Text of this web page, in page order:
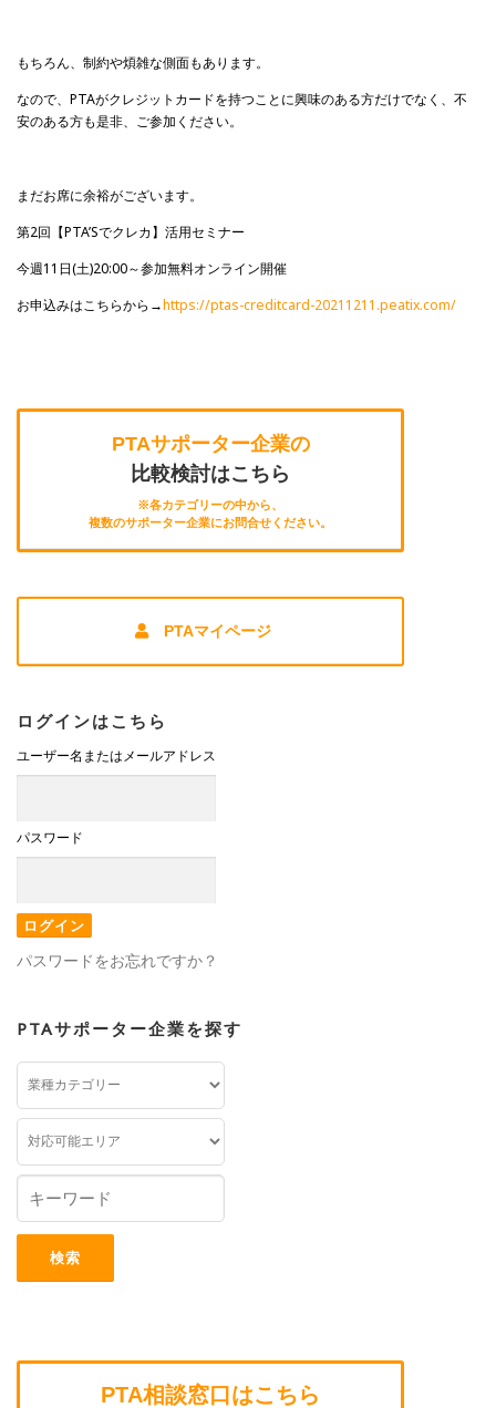
もちろん、制約や煩雑な側面もあります。
なので、PTAがクレジットカードを持つことに興味のある方だけでなく、不
安のある方も是非、ご参加ください。
まだお席に余裕がございます。
第2回【PTA’Sでクレカ】活用セミナー
今週11日(土)20:00～参加無料オンライン開催
お申込みはこちらから→https://ptas-creditcard-20211211.peatix.com/
PTAサポーター企業の
比較検討はこちら
※各カテゴリーの中から、
複数のサポーター企業にお問合せください。
PTAマイページ
ログインはこちら
ユーザー名またはメールアドレス
パスワード
パスワードをお忘れですか？
PTAサポーター企業を探す
PTA相談窓口はこちら